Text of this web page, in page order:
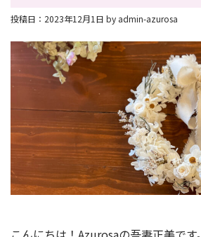
投稿日：2023年12月1日 by admin-azurosa